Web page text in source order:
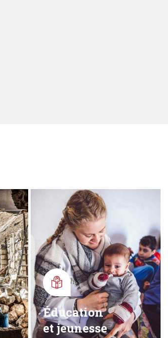
Éducation
et jeunesse